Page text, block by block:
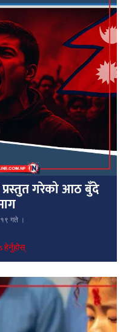
गरेको आठ बुँदे
गते ।